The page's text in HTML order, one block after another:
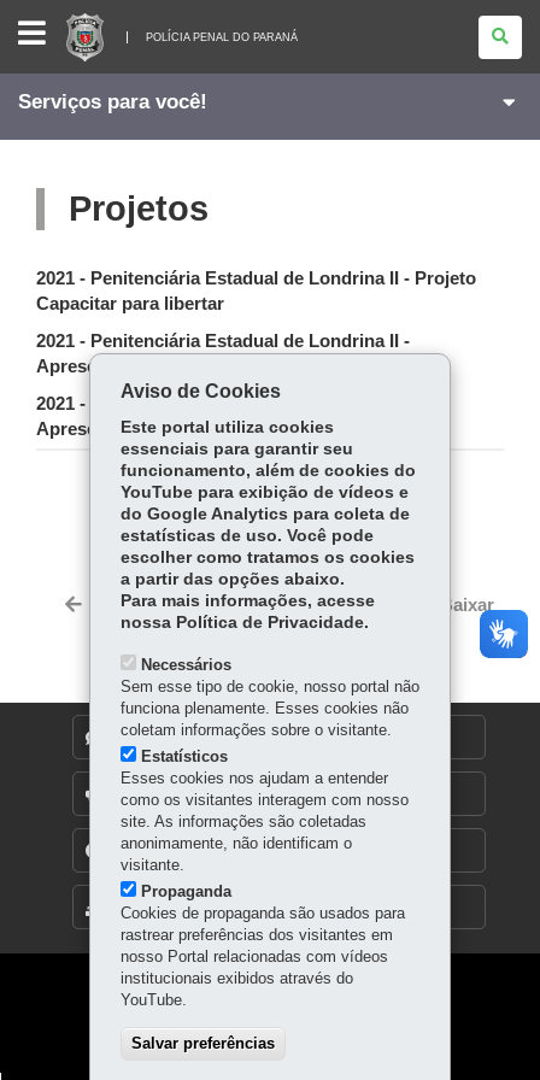
POLÍCIA
PENAL
DO
PARANÁ
POLÍCIA PENAL DO PARANÁ
Serviços para você!
Projetos
2021 - Penitenciária Estadual de Londrina II - Projeto
Capacitar para libertar
2021 - Penitenciária Estadual de Londrina II -
Apresentação Projeto Ensino Superior
2021 - Penitenciária Central do Estado - UP -
Apresentação Horta
COMPARTILHE:
Fa
ce
bo
ok
Tw
itt
W
ha
ts
Ap
Voltar Início Imprimir Baixar
MAPA DO SITE
DENUNCIE CORRUPÇÃO
TRANSPARÊNCIA INSTITUCIONAL
Navegação
principal
Aviso de Cookies
Este portal utiliza cookies
essenciais para garantir seu
funcionamento, além de cookies do
YouTube para exibição de vídeos e
do Google Analytics para coleta de
estatísticas de uso. Você pode
escolher como tratamos os cookies
a partir das opções abaixo.
Para mais informações, acesse
nossa Política de Privacidade.
Necessários
Sem esse tipo de cookie, nosso portal não
funciona plenamente. Esses cookies não
coletam informações sobre o visitante.
Estatísticos
Esses cookies nos ajudam a entender
como os visitantes interagem com nosso
site. As informações são coletadas
anonimamente, não identificam o
visitante.
Propaganda
Cookies de propaganda são usados para
rastrear preferências dos visitantes em
nosso Portal relacionadas com vídeos
institucionais exibidos através do
YouTube.
Salvar preferências